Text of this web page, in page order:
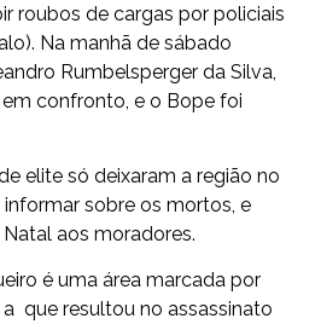
roubos de cargas por policiais
Na manhã de sábado
Rumbelsperger da Silva,
confronto, e o Bope foi
elite só deixaram a região no
sobre os mortos, e
aos moradores.
é uma área marcada por
que resultou no assassinato